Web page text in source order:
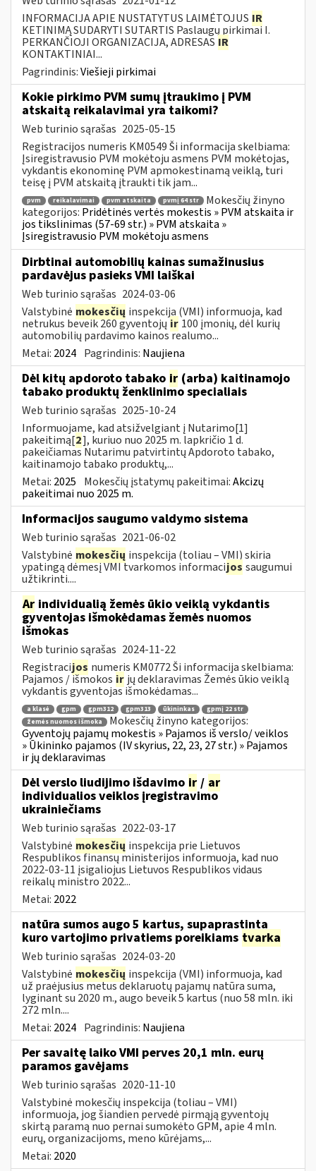
INFORMACIJA APIE NUSTATYTUS LAIMĖTOJUS IR
KETINIMĄ SUDARYTI SUTARTIS Paslaugų pirkimai I.
PERKANČIOJI ORGANIZACIJA, ADRESAS IR
KONTAKTINIAI...
Pagrindinis:Viešieji pirkimai
Kokie pirkimo PVM sumų įtraukimo į PVM
atskaitą reikalavimai yra taikomi?
Web turinio sąrašas 2025-05-15
Registracijos numeris KM0549 Ši informacija skelbiama:
Įsiregistravusio PVM mokėtoju asmens PVM mokėtojas,
vykdantis ekonominę PVM apmokestinamą veiklą, turi
teisę į PVM atskaitą įtraukti tik jam...
pvm reikalavimai pvm atskaita pvmį 64 str
Mokesčių žinyno
kategorijos: Pridėtinės vertės mokestis » PVM atskaita ir
jos tikslinimas (57-69 str.) » PVM atskaita »
Įsiregistravusio PVM mokėtoju asmens
Dirbtinai automobilių kainas sumažinusius
pardavėjus pasieks VMI laiškai
Web turinio sąrašas 2024-03-06
Valstybinė mokesčių inspekcija (VMI) informuoja, kad
netrukus beveik 260 gyventojų ir 100 įmonių, dėl kurių
automobilių pardavimo kainos realumo...
Metai: 2024 Pagrindinis: Naujiena
Dėl kitų apdoroto tabako ir (arba) kaitinamojo
tabako produktų ženklinimo specialiais
Web turinio sąrašas 2025-10-24
Informuojame, kad atsižvelgiant į Nutarimo[1]
pakeitimą[2], kuriuo nuo 2025 m. lapkričio 1 d.
pakeičiamas Nutarimu patvirtintų Apdoroto tabako,
kaitinamojo tabako produktų,...
Metai: 2025 Mokesčių įstatymų pakeitimai:Akcizų
pakeitimai nuo 2025 m.
Informacijos saugumo valdymo sistema
Web turinio sąrašas 2021-06-02
Valstybinė mokesčių inspekcija (toliau – VMI) skiria
ypatingą dėmesį VMI tvarkomos informacijos saugumui
užtikrinti....
Ar individualią žemės ūkio veiklą vykdantis
gyventojas išmokėdamas žemės nuomos
išmokas
Web turinio sąrašas 2024-11-22
Registracijos numeris KM0772 Ši informacija skelbiama:
Pajamos / išmokos ir jų deklaravimas Žemės ūkio veiklą
vykdantis gyventojas išmokėdamas...
a klasė gpm gpm312 gpm313 ūkininkas
gpmį 22 str
žemės nuomos išmoka
Mokesčių žinyno kategorijos:
Gyventojų pajamų mokestis » Pajamos iš verslo/ veiklos
» Ūkininko pajamos (IV skyrius, 22, 23, 27 str.) » Pajamos
ir jų deklaravimas
Dėl verslo liudijimo išdavimo ir / ar
individualios veiklos įregistravimo
ukrainiečiams
Web turinio sąrašas 2022-03-17
Valstybinė mokesčių inspekcija prie Lietuvos
Respublikos finansų ministerijos informuoja, kad nuo
2022-03-11 įsigaliojus Lietuvos Respublikos vidaus
reikalų ministro 2022...
Metai: 2022
natūra sumos augo 5 kartus, supaprastinta
kuro vartojimo privatiems poreikiams tvarka
Web turinio sąrašas 2024-03-20
Valstybinė mokesčių inspekcija (VMI) informuoja, kad
už praėjusius metus deklaruotų pajamų natūra suma,
lyginant su 2020 m., augo beveik 5 kartus (nuo 58 mln. iki
272 mln....
Metai: 2024 Pagrindinis: Naujiena
Per savaitę laiko VMI perves 20,1 mln. eurų
paramos gavėjams
Web turinio sąrašas 2020-11-10
Valstybinė mokesčių inspekcija (toliau – VMI)
informuoja, jog šiandien pervedė pirmąją gyventojų
skirtą paramą nuo pernai sumokėto GPM, apie 4 mln.
eurų, organizacijoms, meno kūrėjams,...
Metai: 2020